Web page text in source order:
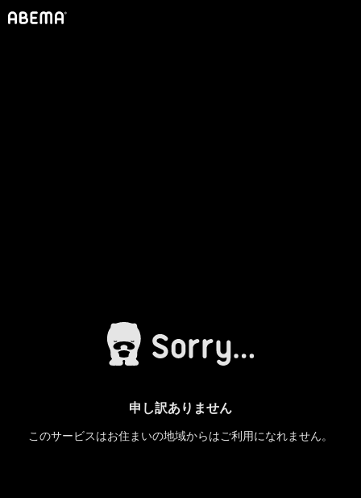
申し訳ありません
このサービスはお住まいの地域からはご利用になれません。